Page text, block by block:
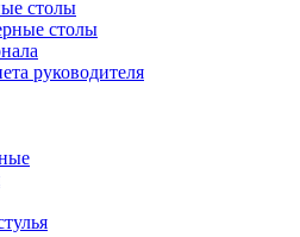
столы
столы
руководителя